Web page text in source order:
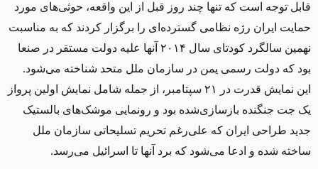
قابل توجه است که تنها چند روز قبل از این واقعه، حوثی‌های مورد
حمایت ایران رژه نظامی گسترده‌ای را برگزار کردند که به مناسبت
نهمین سالگرد کودتای سال ۲۰۱۴ آنها علیه دولت مستقر در صنعا
بود که دولت رسمی یمن در سازمان ملل متحد شناخته می‌شود.
این نمایش قدرت در ۲۱ سپتامبر، از جمله شامل نمایش اولین پرواز
یک جت جنگنده بازسازی‌شده بود و رونمایی موشک‌های بالستیک
جدید طراحی ایران که علی‌رغم تحریم تسلیحاتی سازمان ملل
ساخته شده و ادعا می‌شود که برد آنها تا اسرائیل می‌رسد.